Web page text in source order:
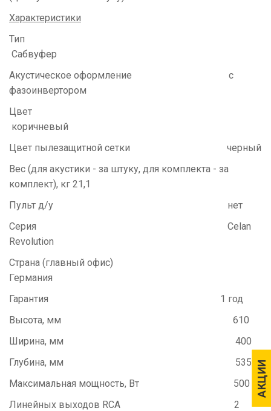
АКЦИИ
АКЦИИ
Характеристики
Тип
Сабвуфер
Акустическое оформление
с
фазоинвертором
Цвет
коричневый
Цвет пылезащитной сетки
черный
Вес (для акустики - за штуку, для комплекта - за
комплект), кг 21,1
Пульт д/у
нет
Серия
Celan
Revolution
Страна (главный офис)
Германия
Гарантия
1 год
Высота, мм
610
Ширина, мм
400
Глубина, мм
535
Максимальная мощность, Вт
500
Линейных выходов RCA
2